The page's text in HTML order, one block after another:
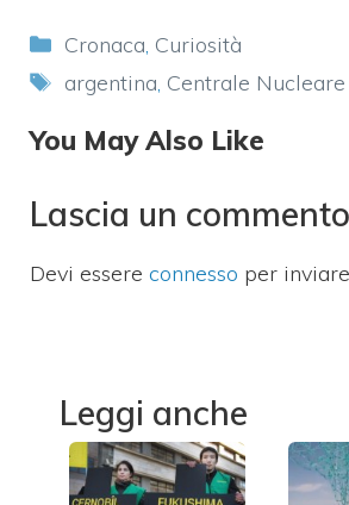
Categorie
Cronaca, Curiosità
Tag
argentina, Centrale Nucleare
You May Also Like
Lascia un commento
Devi essere connesso per
Leggi anche